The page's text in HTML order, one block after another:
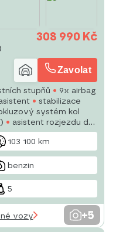
308 990 Kč
Zavolat
stupňů
9x airbag
stabilizace
systém kol
asistent rozjezdu do
tažné zařízení
103 100 km
benzin
5
vozy +5